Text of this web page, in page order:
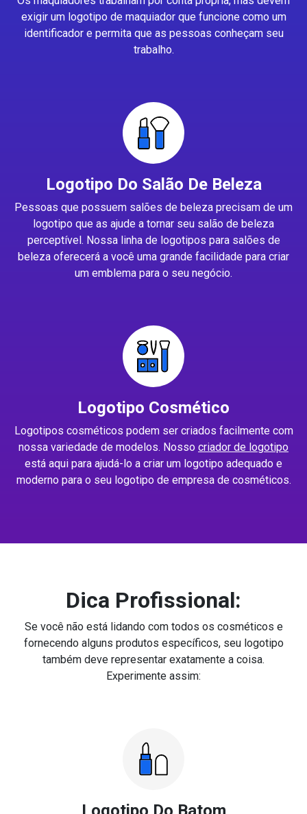
exigir um logotipo de maquiador que funcione como um
identificador e permita que as pessoas conheçam seu
trabalho.
Logotipo Do Salão De Beleza
Pessoas que possuem salões de beleza precisam de um
logotipo que as ajude a tornar seu salão de beleza
perceptível. Nossa linha de logotipos para salões de
beleza oferecerá a você uma grande facilidade para criar
um emblema para o seu negócio.
Logotipo Cosmético
Logotipos cosméticos podem ser criados facilmente com
nossa variedade de modelos. Nosso criador de logotipo
está aqui para ajudá-lo a criar um logotipo adequado e
moderno para o seu logotipo de empresa de cosméticos.
Dica Profissional:
Se você não está lidando com todos os cosméticos e
fornecendo alguns produtos específicos, seu logotipo
também deve representar exatamente a coisa.
Experimente assim: